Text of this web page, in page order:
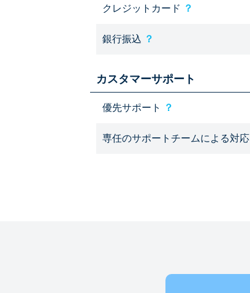
クレジットカード ？
銀行振込 ？
カスタマーサポート
優先サポート ？
専任のサポートチームによる対応